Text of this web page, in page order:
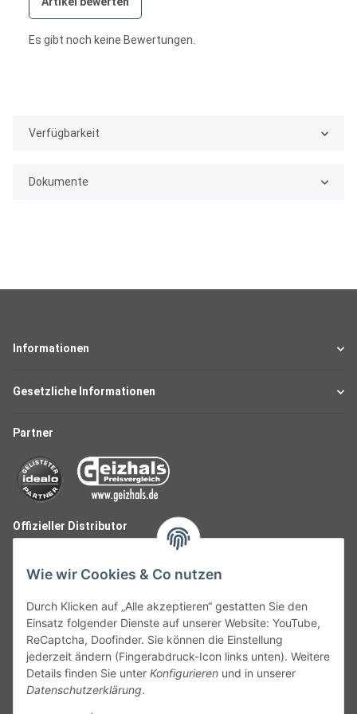
Es gibt noch keine Bewertungen.
Verfügbarkeit
Dokumente
Informationen
Gesetzliche Informationen
Partner
Offizieller Distributor
Wie wir Cookies & Co nutzen
Durch Klicken auf „Alle akzeptieren“ gestatten Sie den
Einsatz folgender Dienste auf unserer Website: YouTube,
ReCaptcha, Doofinder. Sie können die Einstellung
jederzeit ändern (Fingerabdruck-Icon links unten). Weitere
Details finden Sie unter Konfigurieren und in unserer
Datenschutzerklärung.